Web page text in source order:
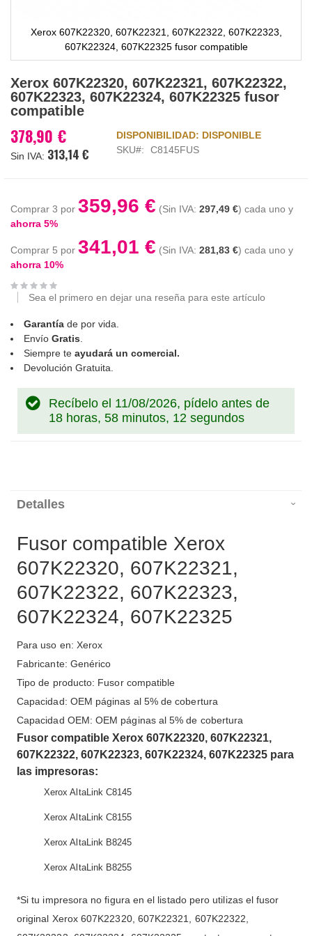
Xerox 607K22320, 607K22321, 607K22322, 607K22323,
607K22324, 607K22325 fusor compatible
al
comienzo
de
galería
de
Xerox 607K22320, 607K22321, 607K22322,
607K22323, 607K22324, 607K22325 fusor
compatible
378,90 €
313,14 €
DISPONIBILIDAD: DISPONIBLE
SKU
C8145FUS
Comprar 3 por 359,96 € 297,49 € cada uno y
ahorra 5%
Comprar 5 por 341,01 € 281,83 € cada uno y
ahorra 10%
Sea el primero en dejar una reseña para este artículo
Garantía de por vida.
Envío Gratis.
Siempre te ayudará un comercial.
Devolución Gratuita.
Recíbelo el 11/08/2026, pídelo antes de
18 horas, 58 minutos, 12 segundos
Detalles
Fusor compatible Xerox
607K22320, 607K22321,
607K22322, 607K22323,
607K22324, 607K22325
Para uso en: Xerox
Fabricante: Genérico
Tipo de producto: Fusor compatible
Capacidad: OEM páginas al 5% de cobertura
Capacidad OEM: OEM páginas al 5% de cobertura
Fusor compatible Xerox 607K22320, 607K22321,
607K22322, 607K22323, 607K22324, 607K22325 para
las impresoras:
Xerox AltaLink C8145
Xerox AltaLink C8155
Xerox AltaLink B8245
Xerox AltaLink B8255
*Si tu impresora no figura en el listado pero utilizas el fusor
original Xerox 607K22320, 607K22321, 607K22322,